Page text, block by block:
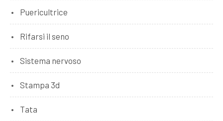
Puericultrice
Rifarsi il seno
Sistema nervoso
Stampa 3d
Tata